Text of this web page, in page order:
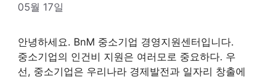
05월 17일
안녕하세요. BnM 중소기업 경영지원센터입니다.
중소기업의 인건비 지원은 여러모로 중요하다. 우
선, 중소기업은 우리나라 경제발전과 일자리 창출에